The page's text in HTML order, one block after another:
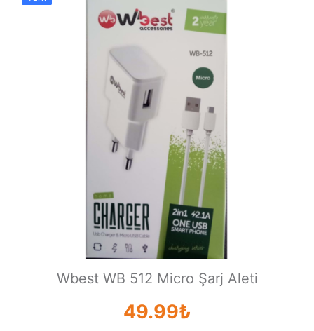
Wbest WB 512 Micro Şarj Aleti
49.99₺